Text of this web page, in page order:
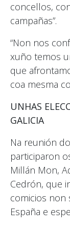
concellos,
campañas”.
“Non nos
xuño temos
que
coa mesma
UNHAS
GALICIA
Na reunión
participaron
Millán Mon,
Cedrón, que
comicios non
España e